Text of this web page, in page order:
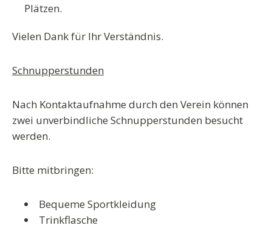
Plätzen.
Vielen Dank für Ihr Verständnis.
Schnupperstunden
Nach Kontaktaufnahme durch den Verein können
zwei unverbindliche Schnupperstunden besucht
werden.
Bitte mitbringen:
Bequeme Sportkleidung
Trinkflasche